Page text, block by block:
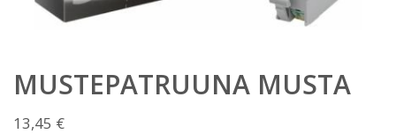
MUSTEPATRUUNA MUSTA
13,45 €